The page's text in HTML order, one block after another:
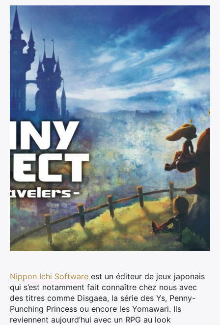
Nippon Ichi Software est un éditeur de jeux japonais
qui s’est notamment fait connaître chez nous avec
des titres comme Disgaea, la série des Ys, Penny-
Punching Princess ou encore les Yomawari. Ils
reviennent aujourd’hui avec un RPG au look